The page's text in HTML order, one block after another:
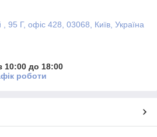
, 95 Г, офіс 428, 03068, Київ, Україна
10:00 до 18:00
роботи